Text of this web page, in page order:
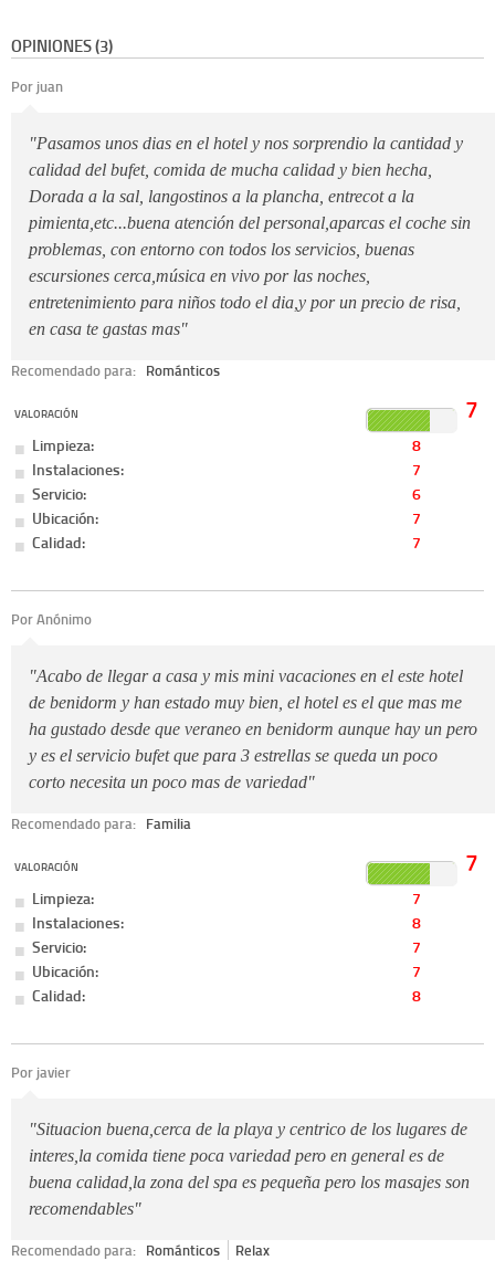
OPINIONES (3)
Por juan
"Pasamos unos dias en el hotel y nos sorprendio la cantidad y
calidad del bufet, comida de mucha calidad y bien hecha,
Dorada a la sal, langostinos a la plancha, entrecot a la
pimienta,etc...buena atención del personal,aparcas el coche sin
problemas, con entorno con todos los servicios, buenas
escursiones cerca,música en vivo por las noches,
entretenimiento para niños todo el dia,y por un precio de risa,
en casa te gastas mas"
Recomendado para: Románticos
VALORACIÓN 7
Limpieza:
8
Instalaciones:
7
Servicio:
6
Ubicación:
7
Calidad:
7
Por Anónimo
"Acabo de llegar a casa y mis mini vacaciones en el este hotel
de benidorm y han estado muy bien, el hotel es el que mas me
ha gustado desde que veraneo en benidorm aunque hay un pero
y es el servicio bufet que para 3 estrellas se queda un poco
corto necesita un poco mas de variedad"
Recomendado para: Familia
VALORACIÓN 7
Limpieza:
7
Instalaciones:
8
Servicio:
7
Ubicación:
7
Calidad:
8
Por javier
"Situacion buena,cerca de la playa y centrico de los lugares de
interes,la comida tiene poca variedad pero en general es de
buena calidad,la zona del spa es pequeña pero los masajes son
recomendables"
Recomendado para: Románticos Relax